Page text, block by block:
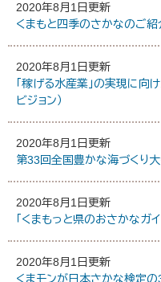
2020年8月1日更新
くまもと四季のさかなのご紹
2020年8月1日更新
「稼げる水産業」の実現に向
ビジョン）
2020年8月1日更新
第33回全国豊かな海づくり
2020年8月1日更新
「くまもっと県のおさかなガ
2020年8月1日更新
くまモンが日本さかな検定の